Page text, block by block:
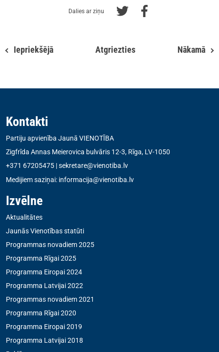
Dalies ar ziņu
Iepriekšējā Atgriezties Nākamā
Kontakti
Partiju apvienība Jaunā VIENOTĪBA
Zigfrīda Annas Meierovica bulvāris 12-3, Rīga, LV-1050
+371 67205475 |sekretare@vienotiba.lv
Medijiem saziņai: informacija@vienotiba.lv
Izvēlne
Aktualitātes
Jaunās Vienotības statūti
Programmas novadiem 2025
Programma Rīgai 2025
Programma Eiropai 2024
Programma Latvijai 2022
Programmas novadiem 2021
Programma Rīgai 2020
Programma Eiropai 2019
Programma Latvijai 2018